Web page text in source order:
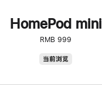
HomePod mini
RMB 999
当前浏览